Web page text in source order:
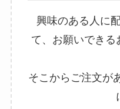
興味のある人に
て、お願いできる
そこからご注文が